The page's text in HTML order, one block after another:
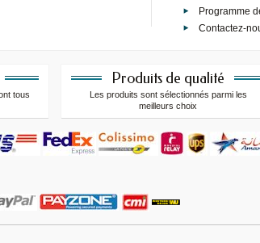
Programme
Contactez-
tous
Produits de qualité
Les produits sont sélectionnés parmi les
meilleurs choix